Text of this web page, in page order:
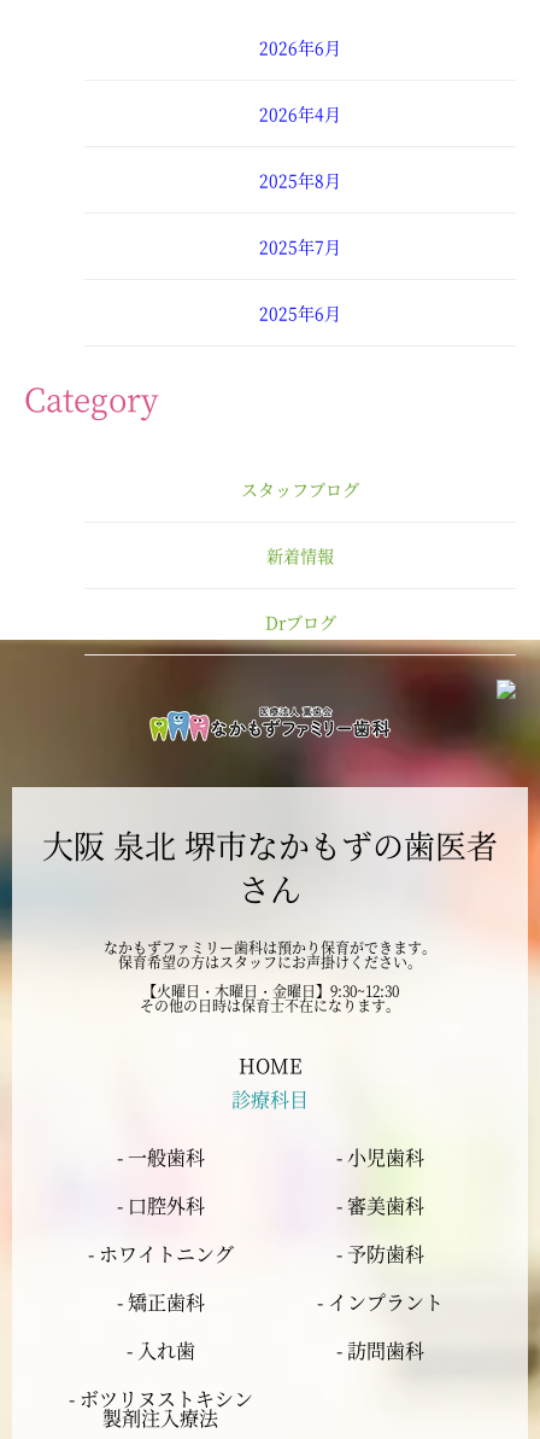
2026年6月
2026年4月
2025年8月
2025年7月
2025年6月
2024年12月
2024年11月
2024年9月
2024年8月
2024年7月
2024年5月
2024年2月
Category
スタッフブログ
新着情報
Drブログ
大阪 泉北 堺市なかもずの歯医者
さん
なかもずファミリー歯科は預かり保育ができます。
保育希望の方はスタッフにお声掛けください。
【火曜日・木曜日・金曜日】9:30~12:30
その他の日時は保育士不在になります。
HOME
診療科目
- 一般歯科
- 小児歯科
- 口腔外科
- 審美歯科
- ホワイトニング
- 予防歯科
- 矯正歯科
- インプラント
- 入れ歯
- 訪問歯科
- ボツリヌストキシン
製剤注入療法